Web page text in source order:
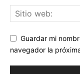
Guardar mi
navegador la